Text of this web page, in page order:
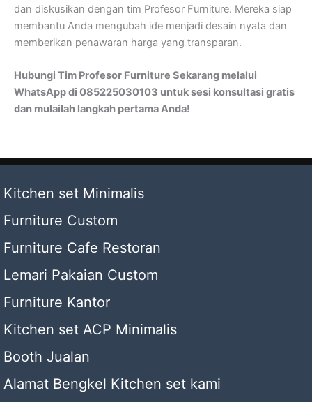
dan diskusikan dengan tim Profesor Furniture. Mereka siap
membantu Anda mengubah ide menjadi desain nyata dan
memberikan penawaran harga yang transparan.
Hubungi Tim Profesor Furniture Sekarang melalui
WhatsApp di 085225030103 untuk sesi konsultasi gratis
dan mulailah langkah pertama Anda!
Kitchen set Minimalis
Furniture Custom
Furniture Cafe Restoran
Lemari Pakaian Custom
Furniture Kantor
Kitchen set ACP Minimalis
Booth Jualan
Alamat Bengkel Kitchen set kami